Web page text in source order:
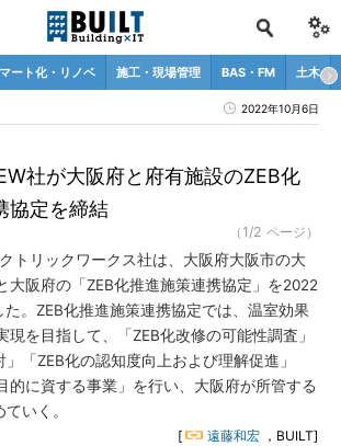
ート化・リノベ 施工・現場管理 BAS・FM 土木
2022年10月6日
社が大阪府と府有施設のZEB化
協定を締結
（1/2 ページ）
トリックワークス社は、大阪府大阪市の大
大阪府の「ZEB化推進施策連携協定」を2022
。ZEB化推進施策連携協定では、温室効果
現を目指して、「ZEB化改修の可能性調査」
」「ZEB化の認知度向上および理解促進」
的に資する事業」を行い、大阪府が所管する
いく。
[ 遠藤和宏 ，BUILT]